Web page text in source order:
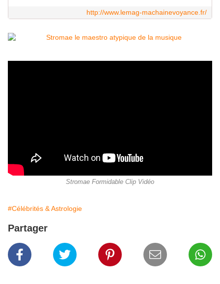
http://www.lemag-machainevoyance.fr/
Stromae Formidable Clip Vidéo
#Célébrités & Astrologie
Partager